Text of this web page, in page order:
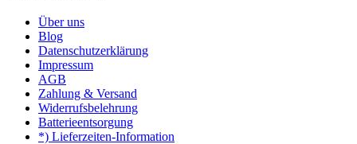
Über uns
Blog
Datenschutzerklärung
Impressum
AGB
Zahlung & Versand
Widerrufsbelehrung
Batterieentsorgung
*) Lieferzeiten-Information